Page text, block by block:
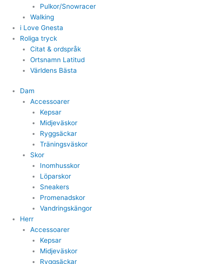
Pulkor/Snowracer
Walking
i Love Gnesta
Roliga tryck
Citat & ordspråk
Ortsnamn Latitud
Världens Bästa
Dam
Accessoarer
Kepsar
Midjeväskor
Ryggsäckar
Träningsväskor
Skor
Inomhusskor
Löparskor
Sneakers
Promenadskor
Vandringskängor
Herr
Accessoarer
Kepsar
Midjeväskor
Ryggsäckar